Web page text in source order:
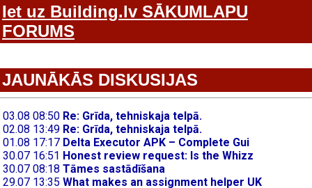
Iet uz Building.lv SĀKUMLAPU
FORUMS
JAUNĀKĀS DISKUSIJAS